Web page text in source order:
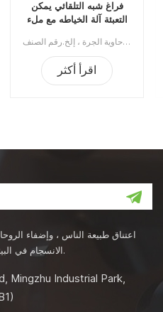
فراغ شبه التلقائي يمكن
التعبئة آلة الخياطه مع ملء
آلة تغليف العلب ذات الفراغ شبه الأوتوماتيكية مع النيتروجين الملئ يستخدم على نطاق واسع في صناعة الأغذية ، الكيماويات ، الأدوية ، الشرب ، ينطبق على علب البلاستيك / القصدير / الألومنيوم ، الزجاجة ، حاوية الجرة ، إلخ.رقم الصنف:UT1BFG6الحد الأدنى للطلب:1قسط:TTميناء الشحن:قوانغتشوالمنطقة الأصلية:قوانغتشو، الصينمهلة:15 يوما بعد تلقي الودائع
اقرأ أكثر
الانسجام في البيئة. وراء الاحتياجات ، نتطلع إلى الأفعال.